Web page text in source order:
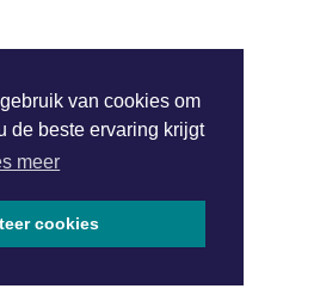
van cookies om
de beste ervaring krijgt
meer
cookies